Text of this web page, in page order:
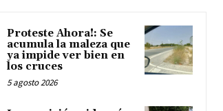
Proteste Ahora!: Se
acumula la maleza que
ya impide ver bien en
los cruces
5 agosto 2026